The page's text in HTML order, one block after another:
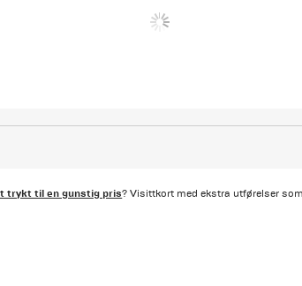
trykt til en gunstig pris? Visittkort med ekstra utførelser som